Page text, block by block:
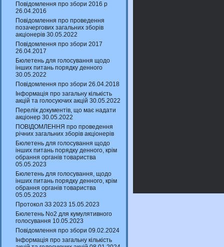
Повідомлення про збори 2016 р
26.04.2016
Повідомлення про проведення
позачергових загальних зборів
акціонерів 30.05.2022
Повідомлення про збори 2017
26.04.2017
Бюлетень для голосування щодо
інших питань порядку денного
30.05.2022
Повідомлення про збори 26.04.2018
Інформація про загальну кількість
акцій та голосуючих акцій 30.05.2022
Перелік документів, що має надати
акціонер 30.05.2022
ПОВІДОМЛЕННЯ про проведення
річних загальних зборів акціонерів
Бюлетень для голосування щодо
інших питань порядку денного, крім
обрання органів товариства
05.05.2023
Бюлетень для голосування, щодо
інших питань порядку денного, крім
обрання органів товариства
05.05.2023
Протокол ЗЗ 2023 15.05.2023
Бюлетень No2 для кумулятивного
голосування 10.05.2023
Повідомлення про збори 09.02.2024
Інформація про загальну кількість